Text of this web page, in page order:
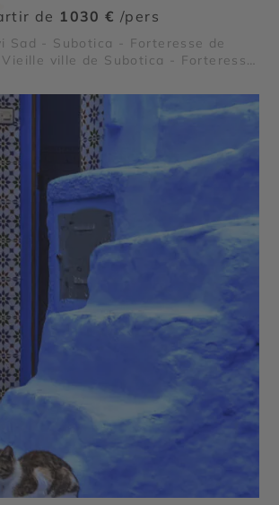
de 1030 € /pers
Sad - Subotica - Forteresse de
ville de Subotica - Forteresse
- Fruška Gora - Parc national
national de Tara - Monastère de
Banja